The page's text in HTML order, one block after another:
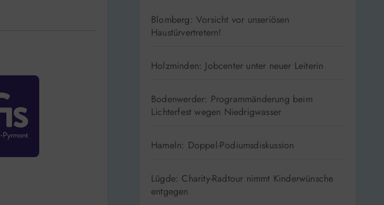
Blomberg: Vorsicht vor unseriösen
Haustürvertretern!
Holzminden: Jobcenter unter neuer Leiterin
Bodenwerder: Programmänderung beim
Lichterfest wegen Niedrigwasser
Hameln: Doppel-Podiumsdiskussion
Lügde: Charity-Radtour nimmt Kinderwünsche
entgegen